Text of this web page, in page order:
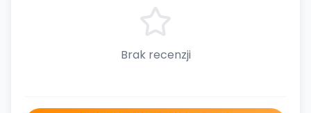
Brak recenzji